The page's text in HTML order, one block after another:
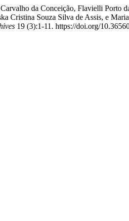
da Conceição, Flavielli
Cristina Souza Silva de Assis, e
19 (3):1-11. https://doi.org/